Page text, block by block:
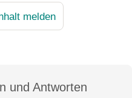
melden
und Antworten